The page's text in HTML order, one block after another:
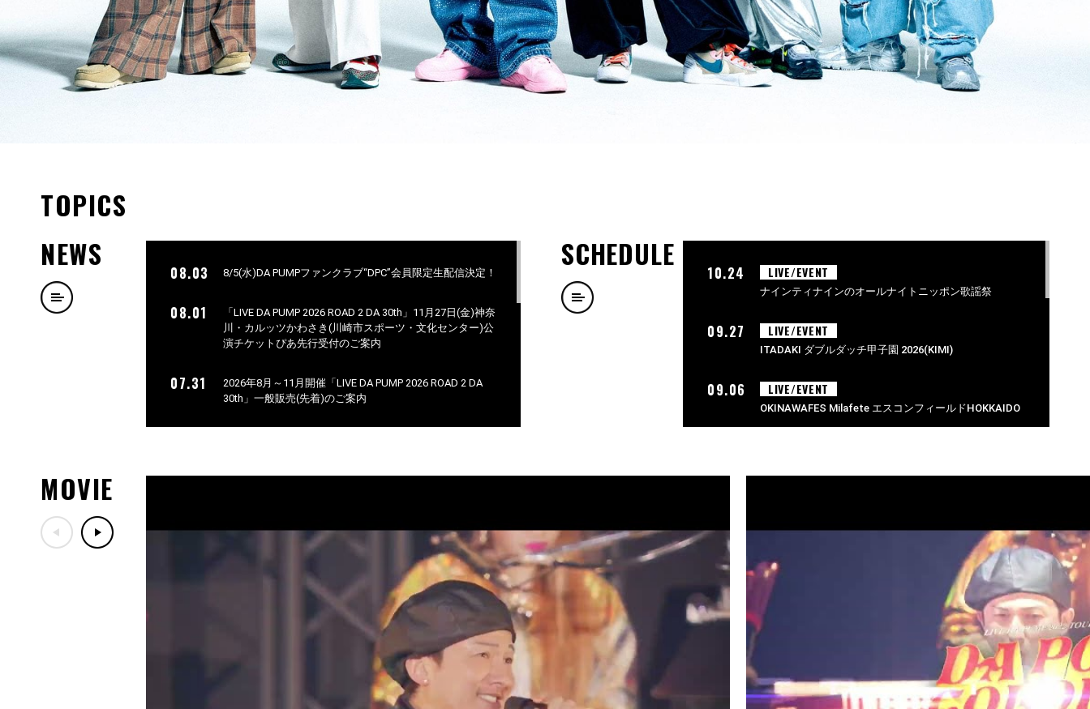
TOPICS
NEWS
08.03 8/5(水)DA PUMPファンクラブ“DPC”会員限定生配信決定！
08.01
「LIVE DA PUMP 2026 ROAD 2 DA 30th」11月27日(金)神奈
川・カルッツかわさき(川崎市スポーツ・文化センター)公
演チケットぴあ先行受付のご案内
07.31
2026年8月～11月開催「LIVE DA PUMP 2026 ROAD 2 DA
30th」一般販売(先着)のご案内
「LIVE DA PUMP 2026 ROAD 2 DA 30th」ドキュメンタリ
10/24(土)開催「ナインティナインのオールナイトニッポ
ン歌謡祭」出演決定！
7/18(土)TBS「音楽の日2026」出演決定！
2026年8月～11月開催「LIVE DA PUMP 2026 ROAD 2 DA
SCHEDULE
10.24 LIVE/EVENT
ナインティナインのオールナイトニッポン歌謡祭
09.27 LIVE/EVENT
ITADAKI ダブルダッチ甲子園 2026(KIMI)
09.06 LIVE/EVENT
OKINAWAFES Milafete エスコンフィールドHOKKAIDO
07.26 RADIO
サンデーradio 調子 do～yo！！(KIMI/U-YEAH)
07.23
MAGAZINE
スペシャルブック『世界館』(KENZO)
MOVIE